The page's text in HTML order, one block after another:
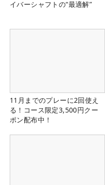
イバーシャフトの“最適解”
11月までのプレーに2回使え
る！コース限定3,500円クー
ポン配布中！